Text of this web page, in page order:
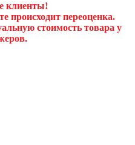
клиенты!
происходит переоценка.
стоимость товара у